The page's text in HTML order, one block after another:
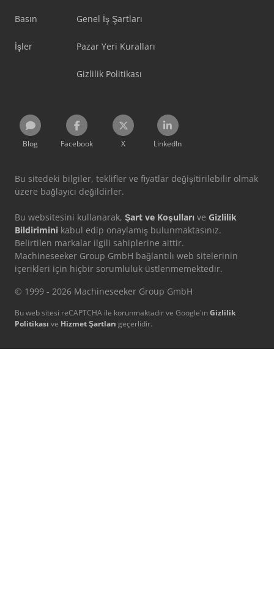
Basın
İşler
Genel İş Şartları
Pazar Yeri Kuralları
Gizlilik Politikası
Blog Facebook X LinkedIn
Bu sitedeki bilgiler, teklifler ve fiyatlar değişitirilebilir olmak
üzere bağlayıcı değildirler.
Bu websitesini kullanarak, Şart ve Koşulları ve Gizlilik
Bildirimini kabul edip onaylamış bulunmaktasınız.
Belirtilen markalar ilgili sahiplerine aittir.
Machineseeker Group GmbH bağlantılı web sitelerinin
içerikleri için hiçbir sorumluluk üstlenmemektedir.
© 1999 - 2026 Machineseeker Group GmbH
Bu web sitesi reCAPTCHA ile korunmaktadır ve Google'ınGizlilik
Politikası ve Hizmet Şartları geçerlidir.